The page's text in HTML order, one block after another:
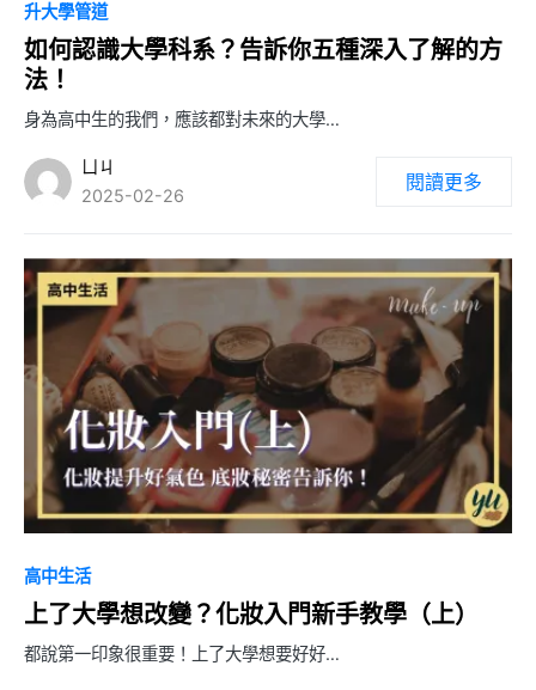
升大學管道
如何認識大學科系？告訴你五種深入了解的方
法！
身為高中生的我們，應該都對未來的大學…
ㄩㄐ
2025-02-26
閱讀更多
高中生活
上了大學想改變？化妝入門新手教學（上）
都說第一印象很重要！上了大學想要好好…